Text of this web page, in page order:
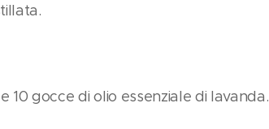
10 gocce di olio essenziale di lavanda.